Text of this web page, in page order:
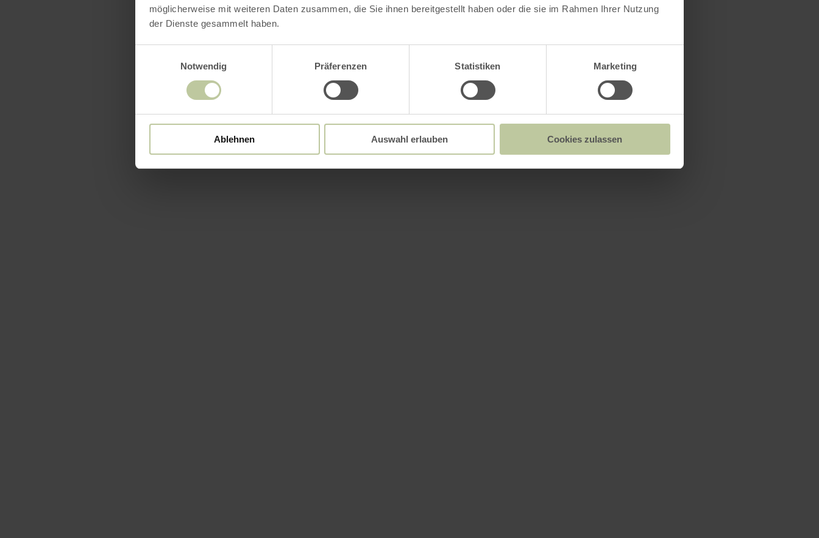
möglicherweise mit weiteren Daten zusammen, die Sie ihnen bereitgestellt haben oder die sie im Rahmen Ihrer Nutzung
der Dienste gesammelt haben.
Notwendig
Präferenzen Statistiken Marketing
Ablehnen Auswahl erlauben Cookies zulassen
Uitrustingskenmerken